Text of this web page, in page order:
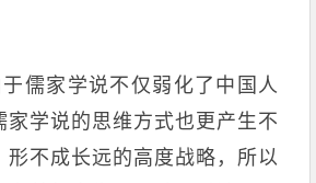
家学说不仅弱化了中国人
家学说的思维方式也更产生不
形不成长远的高度战略，所以